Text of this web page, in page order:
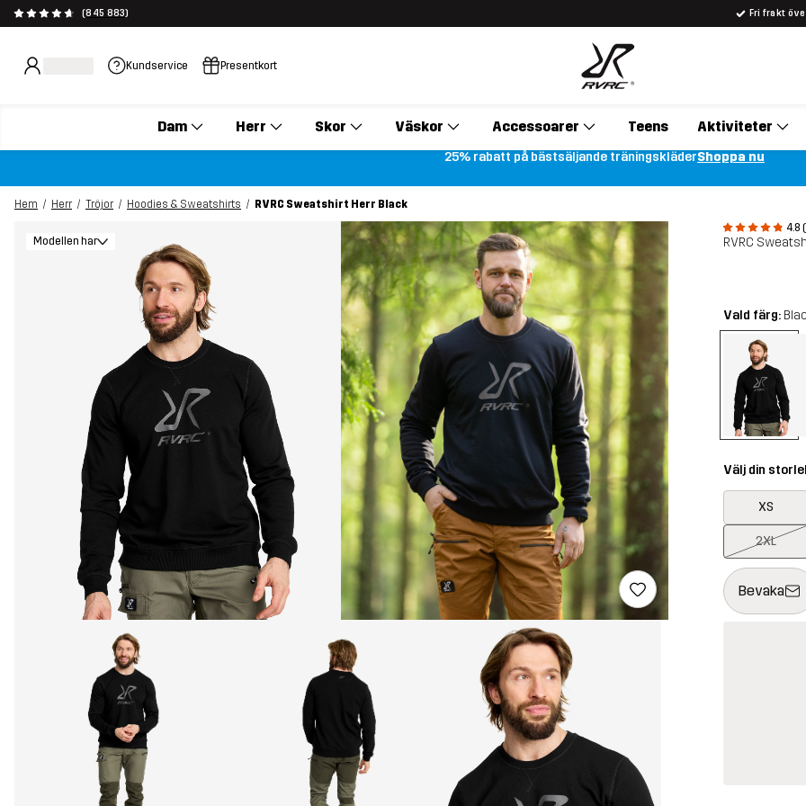
(845 883) Fri frakt
Kundservice Presentkort
Dam Herr Skor Väskor Accessoarer Teens Aktiviteter
25% rabatt på bästsäljande träningskläderShoppa nu
Hem Herr Tröjor Hoodies & Sweatshirts
RVRC Sweatshirt Herr Black
4.8
RVRC
Modellen har
Vald färg:
Välj din
XS
2XL
Bevaka
Denna
{{size}} inte